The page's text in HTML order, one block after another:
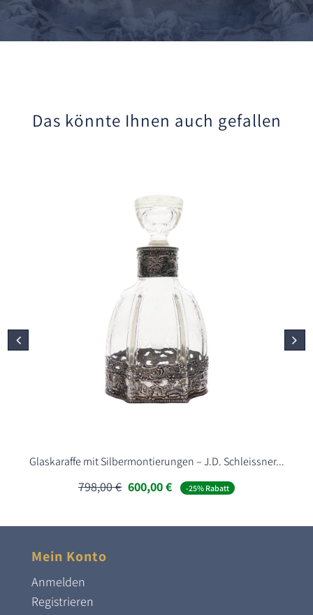
Das könnte Ihnen auch gefallen
Glaskaraffe mit Silbermontierungen – J.D. Schleissner...
798,00€ Ursprünglicher
Preis
798,00 €
600,00€Aktueller
Preis
600,00 €.
-25% Rabatt
Mein Konto
Anmelden
Registrieren